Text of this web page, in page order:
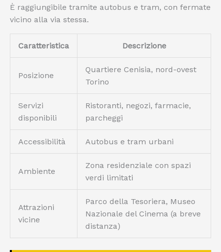
È raggiungibile tramite autobus e tram, con fermate
vicino alla via stessa.
Caratteristica Descrizione
Posizione
Quartiere Cenisia, nord-ovest
Torino
Servizi
disponibili
Ristoranti, negozi, farmacie,
parcheggi
Accessibilità Autobus e tram urbani
Ambiente
Zona residenziale con spazi
verdi limitati
Attrazioni
vicine
Parco della Tesoriera, Museo
Nazionale del Cinema (a breve
distanza)